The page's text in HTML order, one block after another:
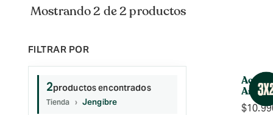
Mostrando 2 de 2 productos
2productos encontrados
Tienda Jengibre $